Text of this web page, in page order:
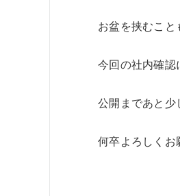
お盆を挟むこ
今回の社内確認
公開まであと少
何卒よろしくお